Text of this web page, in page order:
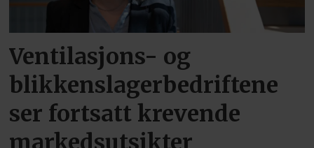
Ventilasjons- og
blikkenslagerbedriftene
ser fortsatt krevende
markedsutsikter